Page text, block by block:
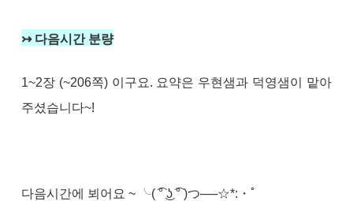
↣ 다음시간 분량
1~2장 (~206쪽) 이구요. 요약은 우현샘과 덕영샘이 맡아
주셨습니다~!
다음시간에 뵈어요 ~ ╰( ͡° ͜ʖ ͡° )つ──☆*:・ﾟ